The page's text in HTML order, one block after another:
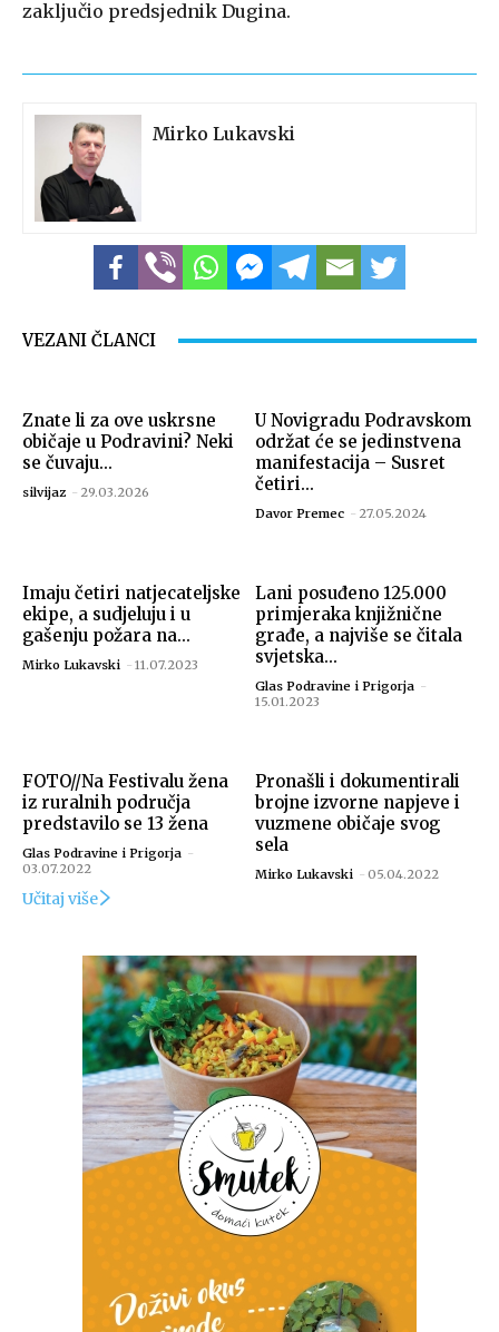
zaključio predsjednik Dugina.
Mirko Lukavski
VEZANI ČLANCI
Znate li za ove uskrsne
običaje u Podravini? Neki
se čuvaju...
silvijaz - 29.03.2026
U Novigradu Podravskom
održat će se jedinstvena
manifestacija – Susret
četiri...
Davor Premec - 27.05.2024
Imaju četiri natjecateljske
ekipe, a sudjeluju i u
gašenju požara na...
Mirko Lukavski - 11.07.2023
Lani posuđeno 125.000
primjeraka knjižnične
građe, a najviše se čitala
svjetska...
Glas Podravine i Prigorja -
15.01.2023
FOTO//Na Festivalu žena
iz ruralnih područja
predstavilo se 13 žena
Glas Podravine i Prigorja -
03.07.2022
Pronašli i dokumentirali
brojne izvorne napjeve i
vuzmene običaje svog
sela
Mirko Lukavski - 05.04.2022
Učitaj više